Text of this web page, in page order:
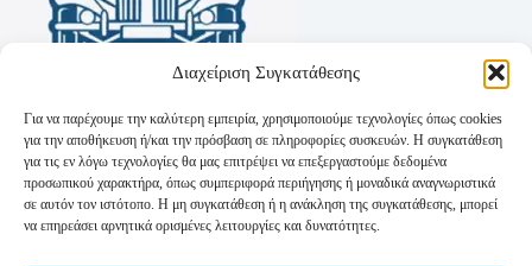
Διαχείριση Συγκατάθεσης
Για να παρέχουμε την καλύτερη εμπειρία, χρησιμοποιούμε τεχνολογίες όπως cookies
για την αποθήκευση ή/και την πρόσβαση σε πληροφορίες συσκευών. Η συγκατάθεση
για τις εν λόγω τεχνολογίες θα μας επιτρέψει να επεξεργαστούμε δεδομένα
προσωπικού χαρακτήρα, όπως συμπεριφορά περιήγησης ή μοναδικά αναγνωριστικά
σε αυτόν τον ιστότοπο. Η μη συγκατάθεση ή η ανάκληση της συγκατάθεσης, μπορεί
να επηρεάσει αρνητικά ορισμένες λειτουργίες και δυνατότητες.